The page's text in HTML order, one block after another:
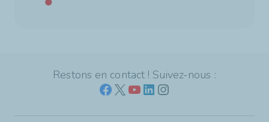
Restons en contact ! Suivez-nous :